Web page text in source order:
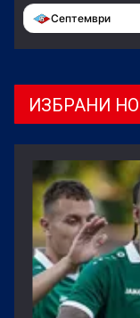
Септември
ИЗБРАНИ